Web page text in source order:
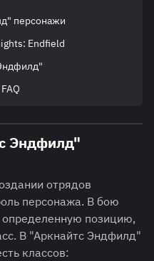
персонажи
Endfield
Эндфилд"
отрядов
персонажа. В бою
позицию,
В "Аркнайтс Эндфилд"
классов: